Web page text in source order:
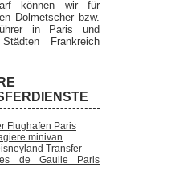
können wir für
Dolmetscher bzw.
in Paris und
Frankreich
Flughafen Paris
minivan
Transfer
de Gaulle Paris